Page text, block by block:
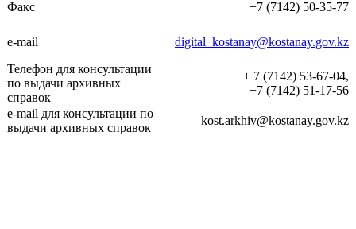
Факс +7 (7142) 50-35-77
e-mail
digital_kostanay@kostanay.gov.kz
Телефон для консультации
по выдачи архивных
справок
+ 7 (7142) 53-67-04,
+7 (7142) 51-17-56
e-mail для консультации по
выдачи архивных справок
kost.arkhiv@kostanay.gov.kz